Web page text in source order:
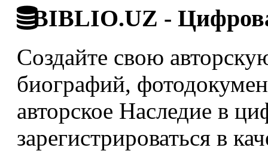
BIBLIO.UZ -
Создайте свою
биографий,
авторское Наследие в
зарегистрироваться в